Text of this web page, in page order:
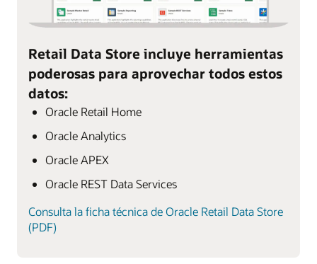
Retail Data Store incluye herramientas
poderosas para aprovechar todos estos
datos:
Oracle Retail Home
Oracle Analytics
Oracle APEX
Oracle REST Data Services
Consulta la ficha técnica de Oracle Retail Data Store
(PDF)